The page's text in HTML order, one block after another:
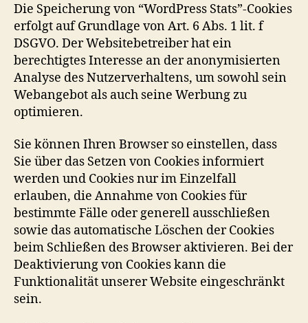
Die Speicherung von “WordPress Stats”-Cookies
erfolgt auf Grundlage von Art. 6 Abs. 1 lit. f
DSGVO. Der Websitebetreiber hat ein
berechtigtes Interesse an der anonymisierten
Analyse des Nutzerverhaltens, um sowohl sein
Webangebot als auch seine Werbung zu
optimieren.
Sie können Ihren Browser so einstellen, dass
Sie über das Setzen von Cookies informiert
werden und Cookies nur im Einzelfall
erlauben, die Annahme von Cookies für
bestimmte Fälle oder generell ausschließen
sowie das automatische Löschen der Cookies
beim Schließen des Browser aktivieren. Bei der
Deaktivierung von Cookies kann die
Funktionalität unserer Website eingeschränkt
sein.